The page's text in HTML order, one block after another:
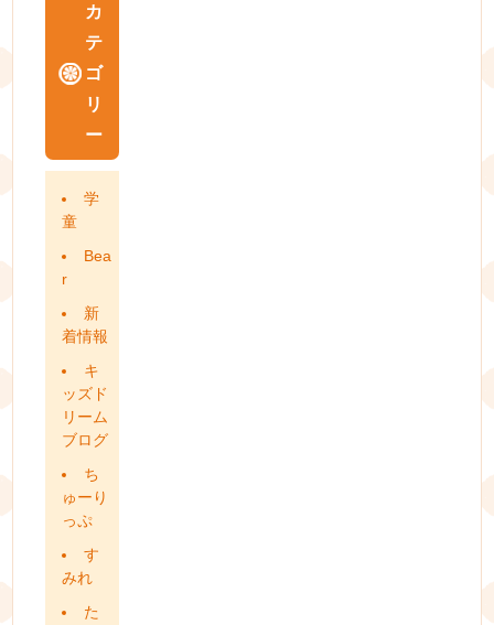
カ
テ
ゴ
リ
ー
学
童
Bea
r
新
着情報
キ
ッズド
リーム
ブログ
ち
ゅーり
っぷ
す
みれ
た